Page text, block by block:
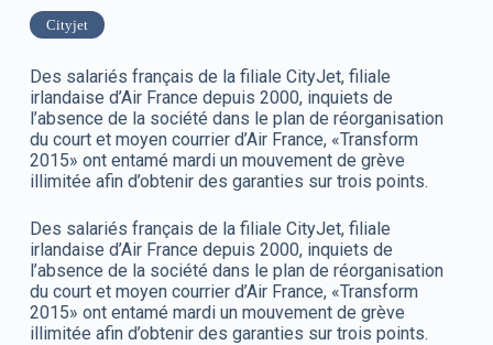
Cityjet
Des salariés français de la filiale CityJet, filiale
irlandaise d’Air France depuis 2000, inquiets de
l’absence de la société dans le plan de réorganisation
du court et moyen courrier d’Air France, «Transform
2015» ont entamé mardi un mouvement de grève
illimitée afin d’obtenir des garanties sur trois points.
Des salariés français de la filiale CityJet, filiale
irlandaise d’Air France depuis 2000, inquiets de
l’absence de la société dans le plan de réorganisation
du court et moyen courrier d’Air France, «Transform
2015» ont entamé mardi un mouvement de grève
illimitée afin d’obtenir des garanties sur trois points.